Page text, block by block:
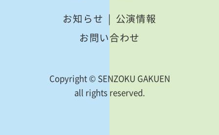
お知らせ
公演情報
お問い合わせ
Copyright © SENZOKU GAKUEN
all rights reserved.